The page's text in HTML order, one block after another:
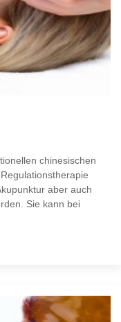
chinesischen
aber auch
Sie kann bei